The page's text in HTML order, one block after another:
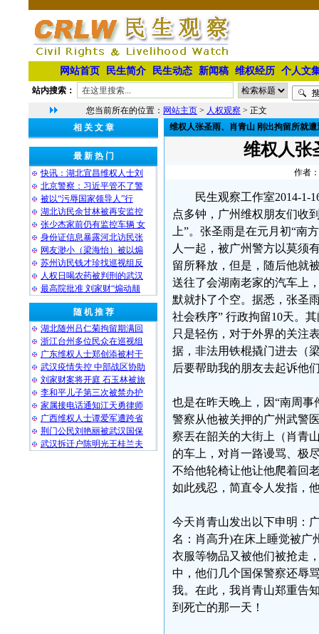
网站首页 民生简介 民生动态 新闻稿 维权经历 个人文
站内搜索：
您当前所在的位置： 网站主页 > 人权观察 > 正文
相 关 文 章
最 新 热 门
快讯：湖北宜昌维权人士刘
北京警察：习近平管不了警
被以“污辱国家领导人”行
湖北访民余甘林被再安监控
张少杰家前仍有监控车辆 女
身份证信息暴露河北访民张
网友渺小（梁海怡）被以煽
苏州访民钱才珍找巡视组反
人权日喝农药被判刑的武汉
最高院批准 刘家财“煽动颠
随 机 推 荐
湖北随州吕仁菊拘留期满回
浙江台州多位民众在巡视组
广东维权人士郑创添被村干
武汉疫情失控 中部战区协助
刘家财案将开庭 石玉林被旅
李和平儿子第三次被禁办护
家属接电话通知江天勇律师
广西维权人士谭爱军遭跨省
荆门公民刘艳丽被武汉国保
武汉拆迁户陈明光王桂兰夫
维权人张圣雨、肖青山 刚出拘留所就遭
维权人张
作者
民生观察工作室2014-1-
点多钟，广州维权朋友们收
上”。张圣雨是在元月初“南
人一起，被广州警方以莫须
留所释放，但是，随后他就
送往了会湖南老家的汽车上
默就扑了个空。据悉，张圣
社会秩序” 行政拘留10天。
只是轻伤，对于外界的关注
据，非法用铁棍撬门进去（
后要帮助我的朋友去起诉他
也是在昨天晚上，因“南周
警察从他被关押的广州武警
察丟在韶关的大街上（肖青
的车上，对肖一路谩骂、极
不给他轮椅让他让他爬着回
如此残忍，简直令人发指，
今天肖青山发出以下申明：
名：肖高升)在床上睡觉被广
衣服等物品又被他们被抢走
中，他们几个国保警察还辱
我。在此，我肖青山郑重告
到死亡的那一天！